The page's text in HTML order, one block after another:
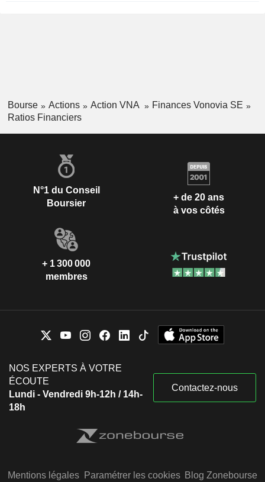
Bourse Actions Action VNA
Finances Vonovia SE
Ratios Financiers
N°1 du Conseil
Boursier
+ de 20 ans
à vos côtés
+ 1 300 000
membres
NOS EXPERTS À VOTRE
ÉCOUTE
Lundi - Vendredi 9h-12h / 14h-
18h
Contactez-nous
Mentions légales Paramétrer les cookies Blog Zonebourse